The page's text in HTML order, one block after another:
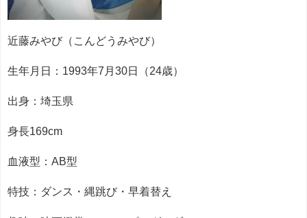
近藤みやび（こんどうみやび）
生年月日：1993年7月30日（24歳）
出身：埼玉県
身長169cm
血液型：AB型
特技：ダンス・縄跳び・早着替え